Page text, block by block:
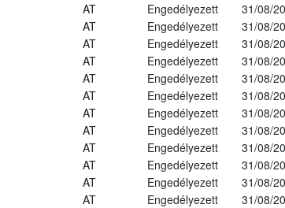
AT Engedélyezett
31/08/
AT Engedélyezett
31/08/
AT Engedélyezett
31/08/
AT Engedélyezett
31/08/
AT Engedélyezett
31/08/
AT Engedélyezett
31/08/
AT Engedélyezett
31/08/
AT Engedélyezett
31/08/
AT Engedélyezett
31/08/
AT Engedélyezett
31/08/
AT Engedélyezett
31/08/
AT Engedélyezett 31/08/